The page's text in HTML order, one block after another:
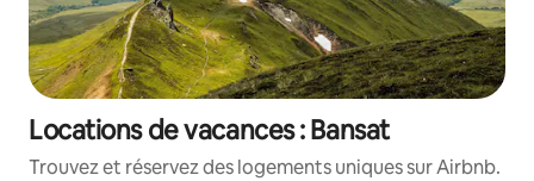
Locations de vacances : Bansat
Trouvez et réservez des logements uniques sur Airbnb.